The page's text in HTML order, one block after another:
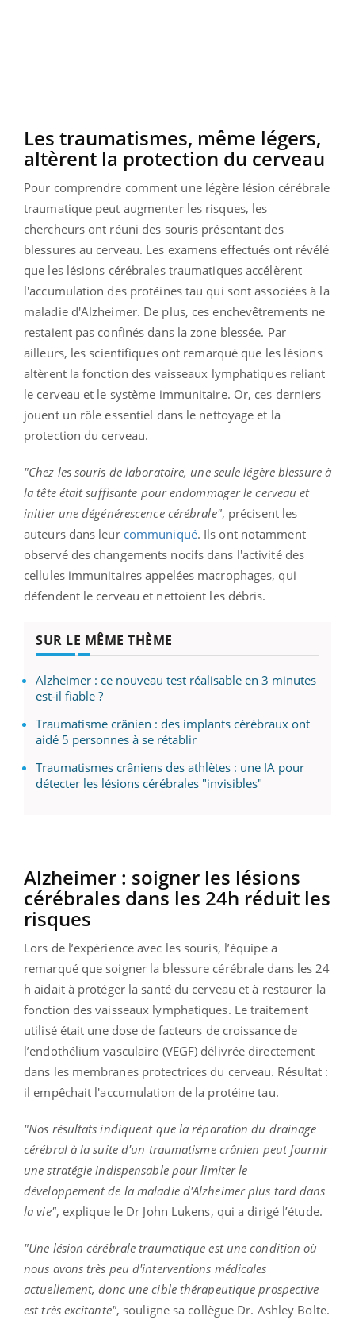
Les traumatismes, même légers,
altèrent la protection du cerveau
Pour comprendre comment une légère lésion cérébrale
traumatique peut augmenter les risques, les
chercheurs ont réuni des souris présentant des
blessures au cerveau. Les examens effectués ont révélé
que les lésions cérébrales traumatiques accélèrent
l'accumulation des protéines tau qui sont associées à la
maladie d'Alzheimer. De plus, ces enchevêtrements ne
restaient pas confinés dans la zone blessée. Par
ailleurs, les scientifiques ont remarqué que les lésions
altèrent la fonction des vaisseaux lymphatiques reliant
le cerveau et le système immunitaire. Or, ces derniers
jouent un rôle essentiel dans le nettoyage et la
protection du cerveau.
"Chez les souris de laboratoire, une seule légère blessure à
la tête était suffisante pour endommager le cerveau et
initier une dégénérescence cérébrale", précisent les
auteurs dans leur communiqué. Ils ont notamment
observé des changements nocifs dans l'activité des
cellules immunitaires appelées macrophages, qui
défendent le cerveau et nettoient les débris.
SUR LE MÊME THÈME
Alzheimer : ce nouveau test réalisable en 3 minutes
est-il fiable ?
Traumatisme crânien : des implants cérébraux ont
aidé 5 personnes à se rétablir
Traumatismes crâniens des athlètes : une IA pour
détecter les lésions cérébrales "invisibles"
Alzheimer : soigner les lésions
cérébrales dans les 24h réduit les
risques
Lors de l’expérience avec les souris, l’équipe a
remarqué que soigner la blessure cérébrale dans les 24
h aidait à protéger la santé du cerveau et à restaurer la
fonction des vaisseaux lymphatiques. Le traitement
utilisé était une dose de facteurs de croissance de
l’endothélium vasculaire (VEGF) délivrée directement
dans les membranes protectrices du cerveau. Résultat :
il empêchait l'accumulation de la protéine tau.
"Nos résultats indiquent que la réparation du drainage
cérébral à la suite d'un traumatisme crânien peut fournir
une stratégie indispensable pour limiter le
développement de la maladie d'Alzheimer plus tard dans
la vie", explique le Dr John Lukens, qui a dirigé l’étude.
"Une lésion cérébrale traumatique est une condition où
nous avons très peu d'interventions médicales
actuellement, donc une cible thérapeutique prospective
est très excitante", souligne sa collègue Dr. Ashley Bolte.